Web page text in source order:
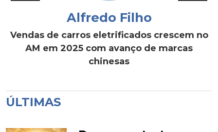
Alfredo Filho
Vendas de carros eletrificados crescem no
AM em 2025 com avanço de marcas
chinesas
ÚLTIMAS